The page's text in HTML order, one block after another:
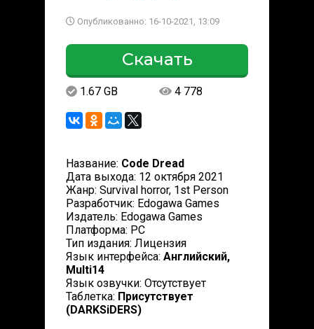
Опубликованно: 16-10-2021, 13:09
Скачать
1.67 GB 4 778
Название: Code Dread
Дата выхода: 12 октября 2021
Жанр: Survival horror, 1st Person
Разработчик: Edogawa Games
Издатель: Edogawa Games
Платформа: PC
Тип издания: Лицензия
Язык интерфейса: Английский,
Multi14
Язык озвучки: Отсутствует
Таблетка: Присутствует
(DARKSiDERS)